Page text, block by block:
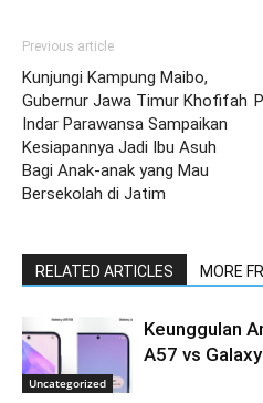
Previous article
Kunjungi Kampung Maibo,
Gubernur Jawa Timur Khofifah
Indar Parawansa Sampaikan
Kesiapannya Jadi Ibu Asuh
Bagi Anak-anak yang Mau
Bersekolah di Jatim
RELATED ARTICLES MORE
Uncategorized
Keunggulan
A57 vs